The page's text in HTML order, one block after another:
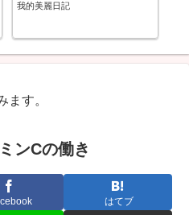
我的美麗日記
ます。
ンCの働き
はてブ